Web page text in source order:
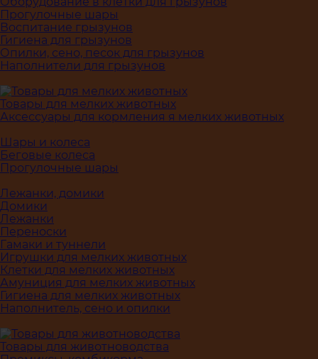
Прогулочные шары
Воспитание грызунов
Гигиена для грызунов
Опилки, сено, песок для грызунов
Наполнители для грызунов
Товары для мелких животных
Аксессуары для кормления я мелких животных
Шары и колеса
Беговые колеса
Прогулочные шары
Лежанки, домики
Домики
Лежанки
Переноски
Гамаки и туннели
Игрушки для мелких животных
Клетки для мелких животных
Амуниция для мелких животных
Гигиена для мелких животных
Наполнитель, сено и опилки
Товары для животноводства